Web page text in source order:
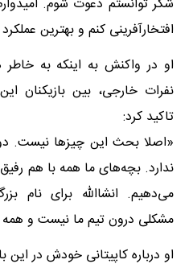
شکر توانستم دعوت شوم.
افتخارآفرینی کنم و بهترین
او در واکنش به اینکه به خاطر
نفرات خارجی، بین بازیکنان
تاکید کرد:
«اصلا بحث این چیزها نیست.
ندارد. بچه‌های ما همه با هم
می‌دهیم. انشاالله برای نام
مشکلی درون تیم ما نیست و
او درباره کاپیتانی خودش در این